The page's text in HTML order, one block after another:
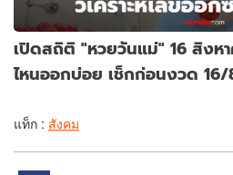
เปิดสถิติ "หวยวันแม่" 16 สิงห
ไหนออกบ่อย เช็กก่อนงวด
แท็ก : สังคม